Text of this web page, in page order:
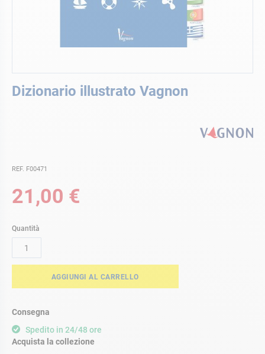
Dizionario illustrato Vagnon
REF. F00471
21,00 €
Quantità
AGGIUNGI AL CARRELLO
Consegna
Spedito in 24/48 ore
Acquista la collezione
all'inizio